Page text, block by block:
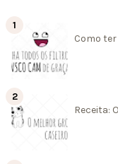
Como
Receita: